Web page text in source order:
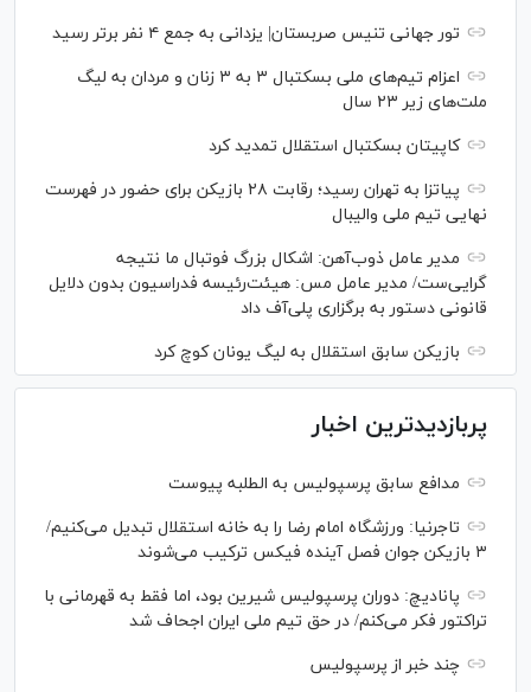
تور جهانی تنیس صربستان| یزدانی به جمع ۴ نفر برتر رسید
اعزام تیم‌های ملی بسکتبال ۳ به ۳ زنان و مردان به لیگ
ملت‌های زیر ۲۳ سال
کاپیتان بسکتبال استقلال تمدید کرد
پیاتزا به تهران رسید؛ رقابت ۲۸ بازیکن برای حضور در فهرست
نهایی تیم ملی والیبال
مدیر عامل ذوب‌آهن: اشکال بزرگ فوتبال ما نتیجه
گرایی‌ست/ مدیر عامل مس: هیئت‌رئیسه فدراسیون بدون دلایل
قانونی دستور به برگزاری پلی‌آف داد
بازیکن سابق استقلال به لیگ یونان کوچ کرد
پربازدیدترین اخبار
مدافع سابق پرسپولیس به الطلبه پیوست
تاجرنیا: ورزشگاه امام رضا را به خانه استقلال تبدیل می‌کنیم/
۳ بازیکن جوان فصل آینده فیکس ترکیب می‌شوند
پانادیچ: دوران پرسپولیس شیرین بود، اما فقط به قهرمانی با
تراکتور فکر می‌کنم/ در حق تیم ملی ایران اجحاف شد
چند خبر از پرسپولیس